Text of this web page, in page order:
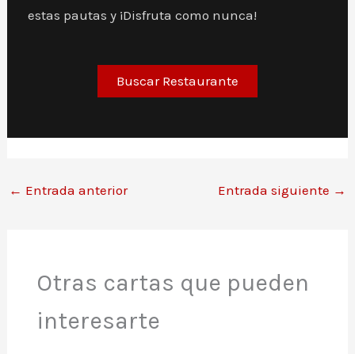
estas pautas y ¡Disfruta como nunca!
Buscar Restaurante
← Entrada anterior Entrada siguiente →
Otras cartas que pueden
interesarte